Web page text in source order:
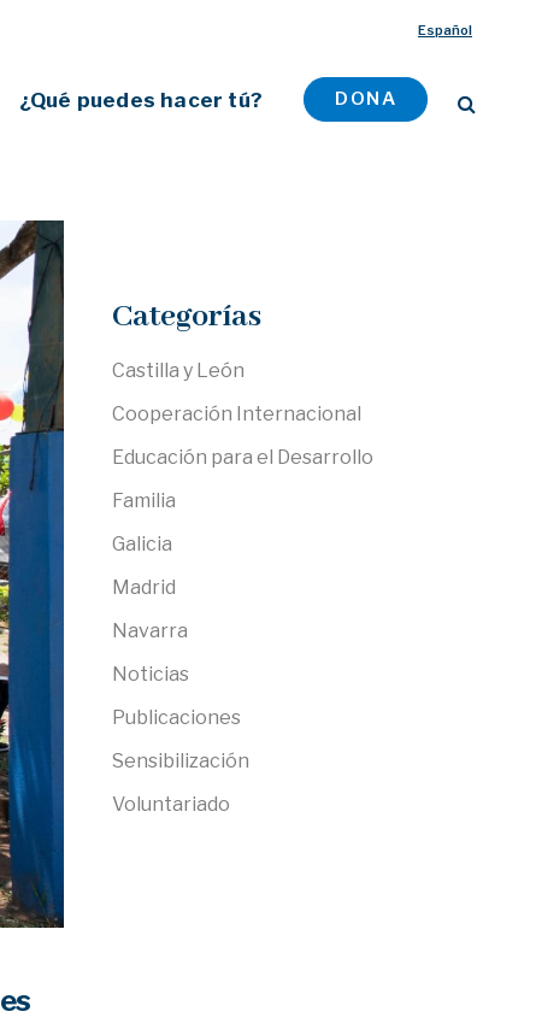
Español
DONA
¿Qué puedes hacer tú?
Categorías
Castilla y León
Cooperación Internacional
Educación para el Desarrollo
Familia
Galicia
Madrid
Navarra
Noticias
Publicaciones
Sensibilización
Voluntariado